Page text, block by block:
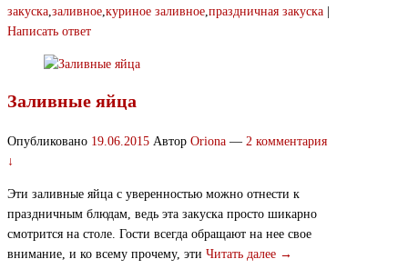
закуска,заливное,куриное заливное,праздничная закуска
Написать ответ
Заливные яйца
Опубликовано 19.06.2015 Автор Oriona — 2 комментария
↓
Эти заливные яйца с уверенностью можно отнести к
праздничным блюдам, ведь эта закуска просто шикарно
смотрится на столе. Гости всегда обращают на нее свое
внимание, и ко всему прочему, эти Читать далее →